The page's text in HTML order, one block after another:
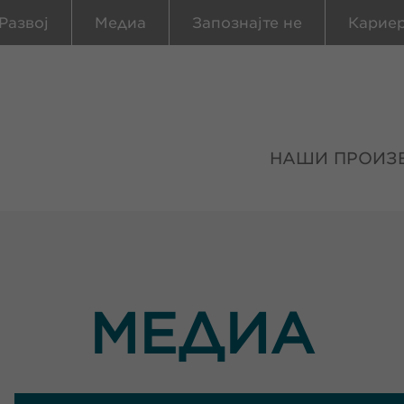
Медиа Запознајте не
НАШИ
МЕДИА